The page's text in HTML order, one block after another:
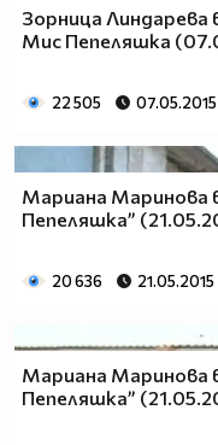
Зорница Линдарева
Мис Пепеляшка
22 505 07.05.2015
Мариана Маринова
Пепеляшка”
20 636 21.05.2015
Мариана Маринова
Пепеляшка”